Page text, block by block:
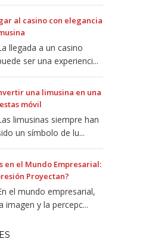
al casino con elegancia
llegada a un casino
ser una experienci...
una limusina en una
móvil
limusinas siempre han
un símbolo de lu...
en el Mundo Empresarial:
Proyectan?
el mundo empresarial,
imagen y la percepc...